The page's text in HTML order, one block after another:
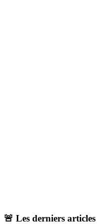
🚨 Les derniers articles